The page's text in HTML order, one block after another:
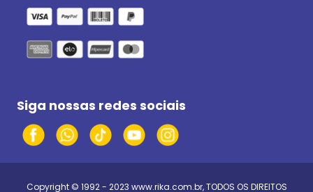
Siga nossas redes sociais
Copyright © 1992 - 2023 www.rika.com.br, TODOS OS DIREITOS